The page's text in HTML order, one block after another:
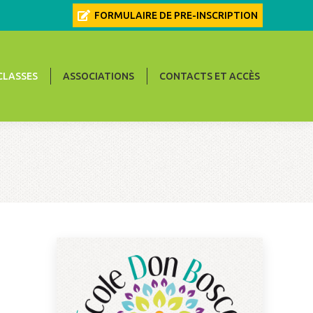
FORMULAIRE DE PRE-INSCRIPTION
ASSOCIATIONS CONTACTS ET ACCÈS
CONTACTS ET ACCÈS